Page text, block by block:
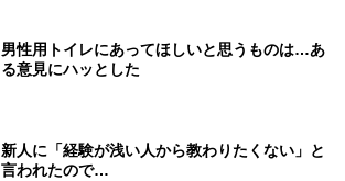
男性用トイレにあってほしいと思うものは…あ
る意見にハッとした
新人に「経験が浅い人から教わりたくない」と
言われたので…